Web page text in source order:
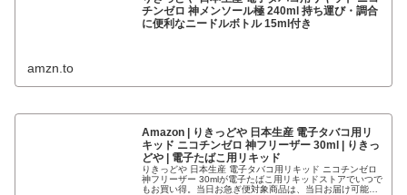
チンゼロ 神メンソール極 240ml 持ち運び・調合
に便利なニードルボトル 15ml付き
amzn.to
Amazon | りきっどや 日本生産 電子タバコ用リ
キッド ニコチンゼロ 神フリーザー 30ml | りきっ
どや | 電子たばこ用リキッド
りきっどや 日本生産 電子タバコ用リキッド ニコチンゼロ
神フリーザー 30mlが電子たばこ用リキッドストアでいつで
もお買い得。当日お急ぎ便対象商品は、当日お届け可能で